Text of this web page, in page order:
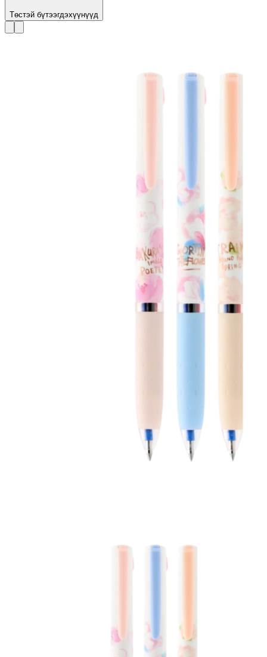
Төстэй бүтээгдэхүүнүүд